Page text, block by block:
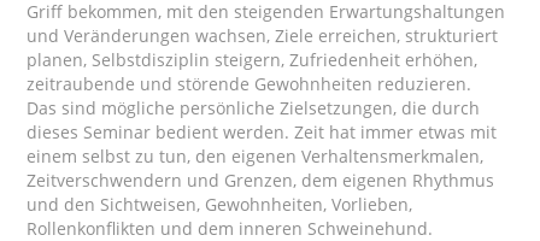
Griff bekommen, mit den steigenden Erwartungshaltungen
und Veränderungen wachsen, Ziele erreichen, strukturiert
planen, Selbstdisziplin steigern, Zufriedenheit erhöhen,
zeitraubende und störende Gewohnheiten reduzieren.
Das sind mögliche persönliche Zielsetzungen, die durch
dieses Seminar bedient werden. Zeit hat immer etwas mit
einem selbst zu tun, den eigenen Verhaltensmerkmalen,
Zeitverschwendern und Grenzen, dem eigenen Rhythmus
und den Sichtweisen, Gewohnheiten, Vorlieben,
Rollenkonflikten und dem inneren Schweinehund.